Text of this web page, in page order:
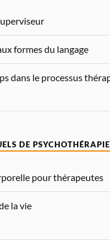
formes du langage
dans le processus
DE PSYCHOTHÉRAPIE
pour thérapeutes
la vie